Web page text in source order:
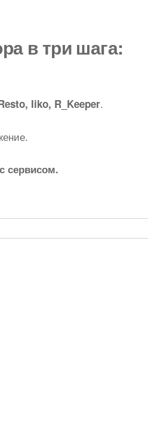
в три шага:
Iiko, R_Keeper.
сервисом.